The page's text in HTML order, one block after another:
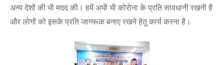
अन्य देशों की भी मदद की। हमें अभी भी कोरोना के प्रति सावधानी रखनी है
और लोगों को इसके प्रति जागरूक बनाए रखने हेतु कार्य करना है।